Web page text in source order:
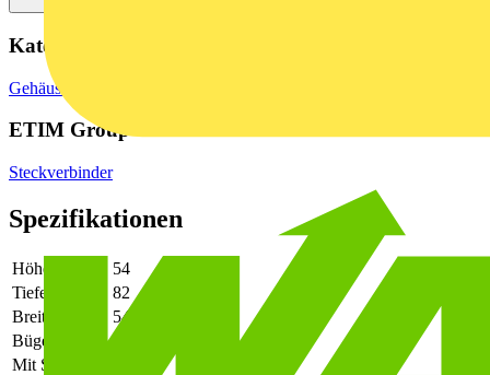
Kategorien
Gehäuse & Schaltschränke
ETIM Group
Steckverbinder
Spezifikationen
Höhe
54
Tiefe
82
Breite
54.5
Bügellage
Mit Stutzen